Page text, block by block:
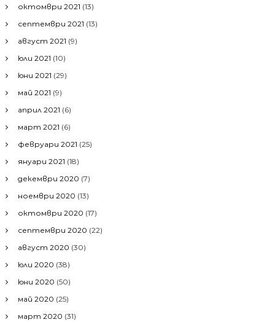
октомври 2021 (13)
септември 2021 (13)
август 2021 (9)
юли 2021 (10)
юни 2021 (29)
май 2021 (9)
април 2021 (6)
март 2021 (6)
февруари 2021 (25)
януари 2021 (18)
декември 2020 (7)
ноември 2020 (13)
октомври 2020 (17)
септември 2020 (22)
август 2020 (30)
юли 2020 (38)
юни 2020 (50)
май 2020 (25)
март 2020 (31)